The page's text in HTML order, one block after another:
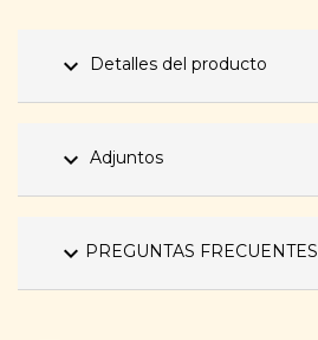
expand_more Detalles del producto
expand_more Adjuntos
expand_more PREGUNTAS FRECUENTES